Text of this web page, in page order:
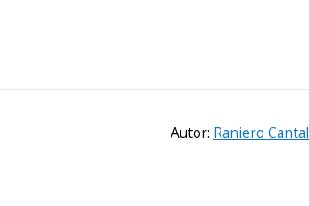
Autor: Raniero